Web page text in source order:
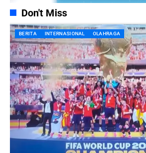
Don't Miss
BERITA INTERNASIONAL OLAHRAGA